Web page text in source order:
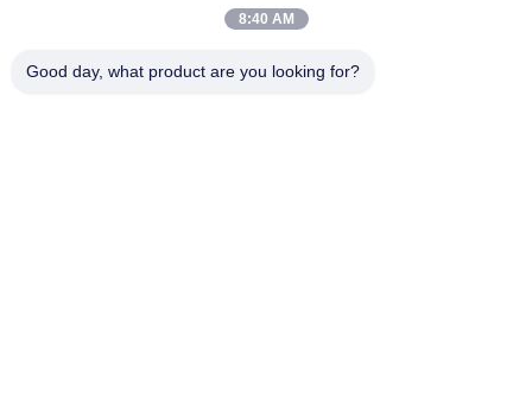
8:40 AM
Good day, what product are you looking for?